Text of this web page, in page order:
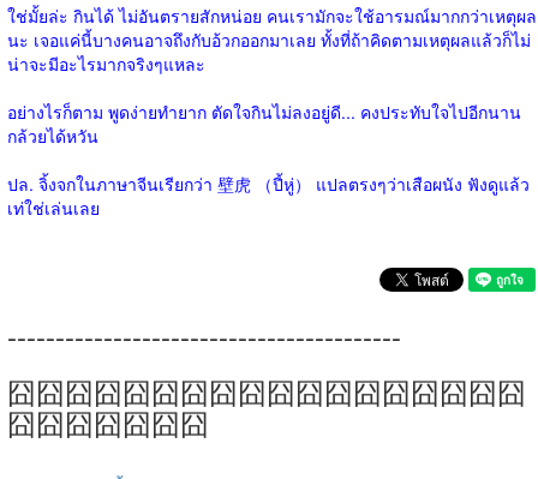
ใช่มั้ยล่ะ กินได้ ไม่อันตรายสักหน่อย คนเรามักจะใช้อารมณ์มากกว่าเหตุผล
นะ เจอแค่นี้บางคนอาจถึงกับอ้วกออกมาเลย ทั้งที่ถ้าคิดตามเหตุผลแล้วก็ไม่
น่าจะมีอะไรมากจริงๆแหละ
อย่างไรก็ตาม พูดง่ายทำยาก ตัดใจกินไม่ลงอยู่ดี... คงประทับใจไปอีกนาน
กล้วยได้หวัน
ปล. จิ้งจกในภาษาจีนเรียกว่า 壁虎 （ปี้หู่） แปลตรงๆว่าเสือผนัง ฟังดูแล้ว
เท่ใช่เล่นเลย
-----------------------------------------
囧囧囧囧囧囧囧囧囧囧囧囧囧囧囧囧囧囧
囧囧囧囧囧囧囧